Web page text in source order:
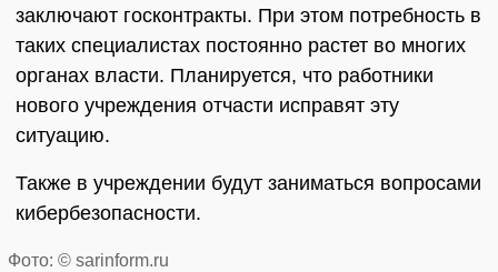
заключают госконтракты. При этом потребность в
таких специалистах постоянно растет во многих
органах власти. Планируется, что работники
нового учреждения отчасти исправят эту
ситуацию.
Также в учреждении будут заниматься вопросами
кибербезопасности.
Фото: © sarinform.ru